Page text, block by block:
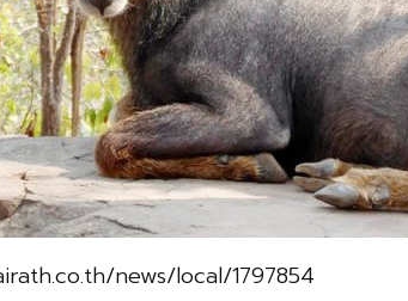
news/local/1797854